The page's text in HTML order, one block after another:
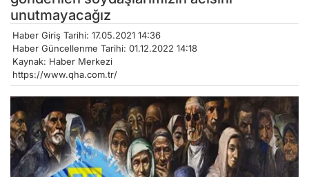
unutmayacağız
Haber Giriş Tarihi: 17.05.2021 14:36
Haber Güncellenme Tarihi: 01.12.2022 14:18
Kaynak: Haber Merkezi
https://www.qha.com.tr/